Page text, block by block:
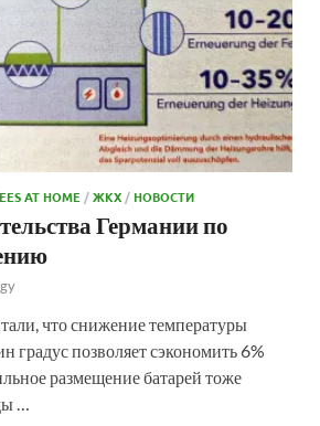
EES AT HOME /ЖКХ /НОВОСТИ
Германии по
что снижение температуры
градус позволяет сэкономить 6%
размещение батарей тоже
…